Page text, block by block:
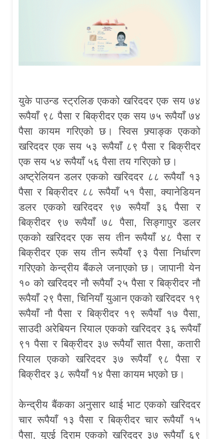
युके पाउन्ड स्ट्रलिङ एकको खरिददर एक सय ७४
रूपैयाँ ९८ पैसा र बिक्रीदर एक सय ७५ रूपैयाँ ७४
पैसा कायम गरिएको छ। स्विस फ्र्याङ्क एकको
खरिददर एक सय ५३ रूपैयाँ ८९ पैसा र बिक्रीदर
एक सय ५४ रूपैयाँ ५६ पैसा तय गरिएको छ।
अष्ट्रेलियन डलर एकको खरिददर ८८ रूपैयाँ १३
पैसा र बिक्रीदर ८८ रूपैयाँ ५१ पैसा, क्यानेडियन
डलर एकको खरिददर ९७ रूपैयाँ ३६ पैसा र
बिक्रीदर ९७ रूपैयाँ ७८ पैसा, सिङ्गापुर डलर
एकको खरिददर एक सय तीन रूपैयाँ ४८ पैसा र
बिक्रीदर एक सय तीन रूपैयाँ ९३ पैसा निर्धारण
गरिएको केन्द्रीय बैंकले जनाएको छ। जापानी येन
१० को खरिददर नौ रूपैयाँ २५ पैसा र बिक्रीदर नौ
रूपैयाँ २९ पैसा, चिनियाँ युआन एकको खरिददर १९
रूपैयाँ नौ पैसा र बिक्रीदर १९ रूपैयाँ १७ पैसा,
साउदी अरेबियन रियाल एकको खरिददर ३६ रूपैयाँ
९१ पैसा र बिक्रीदर ३७ रूपैयाँ सात पैसा, कतारी
रियाल एकको खरिददर ३७ रूपैयाँ ९८ पैसा र
बिक्रीदर ३८ रूपैयाँ १४ पैसा कायम भएको छ।
केन्द्रीय बैंकका अनुसार थाई भाट एकको खरिददर
चार रूपैयाँ १३ पैसा र बिक्रीदर चार रूपैयाँ १५
पैसा, युएई दिराम एकको खरिददर ३७ रूपैयाँ ६९